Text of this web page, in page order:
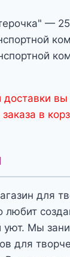
—
доставки
в
для
любит
уют. Мы
для